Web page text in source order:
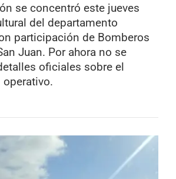
se concentró este jueves
del departamento
participación de Bomberos
Juan. Por ahora no se
oficiales sobre el
operativo.